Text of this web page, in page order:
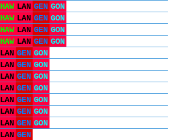
HAW LAN GEN GON
HAW LAN GEN GON
HAW LAN GEN GON
HAW LAN GEN GON
LAN GEN GON
LAN GEN GON
LAN GEN GON
LAN GEN GON
LAN GEN GON
LAN GEN GON
LAN GEN GON
LAN GEN